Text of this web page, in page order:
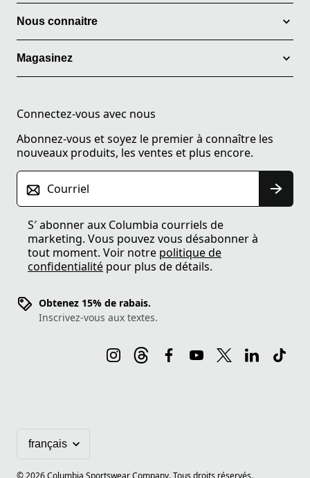
Nous connaitre
Magasinez
Connectez-vous avec nous
Abonnez-vous et soyez le premier à connaître les
nouveaux produits, les ventes et plus encore.
Courriel
S′ abonner aux Columbia courriels de
marketing. Vous pouvez vous désabonner à
tout moment. Voir notre politique de
confidentialité pour plus de détails.
Obtenez 15% de rabais.
Inscrivez-vous aux textes.
© 2026Columbia Sportswear Company. Tous droits réservés.